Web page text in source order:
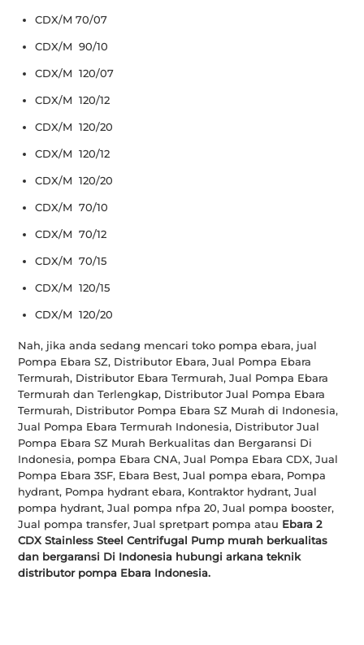
CDX/M 70/07
CDX/M 90/10
CDX/M 120/07
CDX/M 120/12
CDX/M 120/20
CDX/M 120/12
CDX/M 120/20
CDX/M 70/10
CDX/M 70/12
CDX/M 70/15
CDX/M 120/15
CDX/M 120/20
Nah, jika anda sedang mencari toko pompa ebara, jual
Pompa Ebara SZ, Distributor Ebara, Jual Pompa Ebara
Termurah, Distributor Ebara Termurah, Jual Pompa Ebara
Termurah dan Terlengkap, Distributor Jual Pompa Ebara
Termurah, Distributor Pompa Ebara SZ Murah di Indonesia,
Jual Pompa Ebara Termurah Indonesia, Distributor Jual
Pompa Ebara SZ Murah Berkualitas dan Bergaransi Di
Indonesia, pompa Ebara CNA, Jual Pompa Ebara CDX, Jual
Pompa Ebara 3SF, Ebara Best, Jual pompa ebara, Pompa
hydrant, Pompa hydrant ebara, Kontraktor hydrant, Jual
pompa hydrant, Jual pompa nfpa 20, Jual pompa booster,
Jual pompa transfer, Jual spretpart pompa atau Ebara 2
CDX Stainless Steel Centrifugal Pump murah berkualitas
dan bergaransi Di Indonesia hubungi arkana teknik
distributor pompa Ebara Indonesia.